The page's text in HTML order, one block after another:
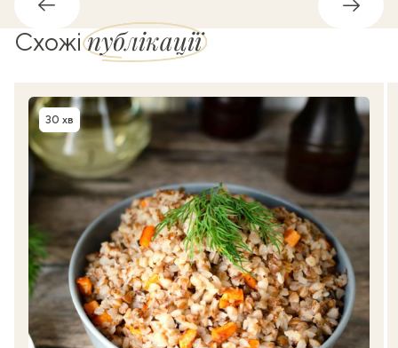
Назад
Схожіпублікації
Час приготування
30 хв